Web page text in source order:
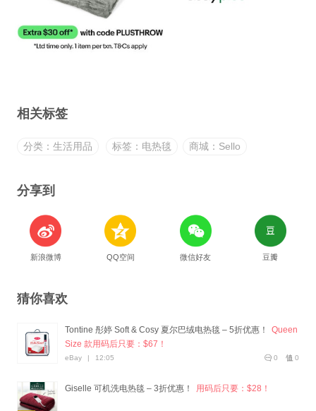
相关标签
分类：生活用品 标签：电热毯 商城：Sello
分享到
新浪微博 QQ空间 微信好友 豆瓣
猜你喜欢
Tontine 彤婷 Soft & Cosy 夏尔巴绒电热毯 – 5折优惠！
Queen
Size 款用码后只要：$67！
0
0
eBay | 12:05
Giselle 可机洗电热毯 – 3折优惠！ 用码后只要：$28！